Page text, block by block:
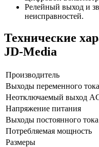
Релейный выход и
неисправностей.
Технические
JD-Media
Производитель
Выходы переменного тока
Неотключаемый выход
Напряжение питания
Выходы постоянного тока
Потребляемая мощность
Размеры